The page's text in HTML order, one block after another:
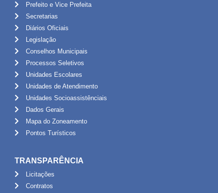
Prefeito e Vice Prefeita
Secretarias
Diários Oficiais
Legislação
Conselhos Municipais
Processos Seletivos
Unidades Escolares
Unidades de Atendimento
Unidades Socioassistênciais
Dados Gerais
Mapa do Zoneamento
Pontos Turísticos
TRANSPARÊNCIA
Licitações
Contratos